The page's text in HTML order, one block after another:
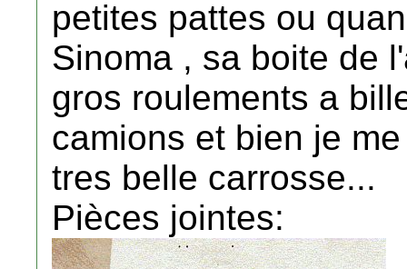
petites pattes ou
Sinoma , sa boite de
gros roulements a
camions et bien je
tres belle carrosse...
Pièces jointes: